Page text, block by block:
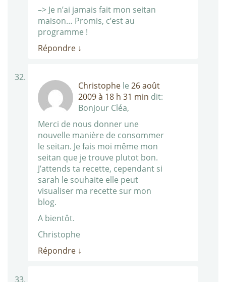
–> Je n’ai jamais fait mon seitan
maison… Promis, c’est au
programme !
Répondre ↓
Christophe le 26 août
2009 à 18 h 31 min dit:
Bonjour Cléa,
Merci de nous donner une
nouvelle manière de consommer
le seitan. Je fais moi même mon
seitan que je trouve plutot bon.
J’attends ta recette, cependant si
sarah le souhaite elle peut
visualiser ma recette sur mon
blog.
A bientôt.
Christophe
Répondre ↓